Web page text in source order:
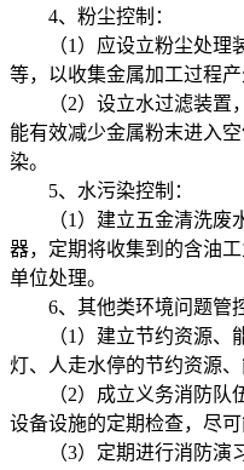
4、粉尘控制：
（1）应设立粉尘处理装
等，以收集金属加工过程产
（2）设立水过滤装置，
能有效减少金属粉末进入
染。
5、水污染控制：
（1）建立五金清洗废
器，定期将收集到的含油
单位处理。
6、其他类环境问题管
（1）建立节约资源、能
灯、人走水停的节约资源、
（2）成立义务消防队伍
设备设施的定期检查，尽
（3）定期进行消防演习